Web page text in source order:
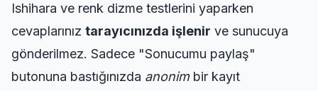
Ishihara ve renk dizme testlerini yaparken
cevaplarınız tarayıcınızda işlenir ve sunucuya
gönderilmez. Sadece "Sonucumu paylaş"
butonuna bastığınızda anonimbir kayıt